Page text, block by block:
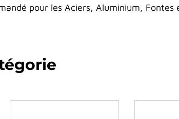
pour les Aciers, Aluminium, Fontes